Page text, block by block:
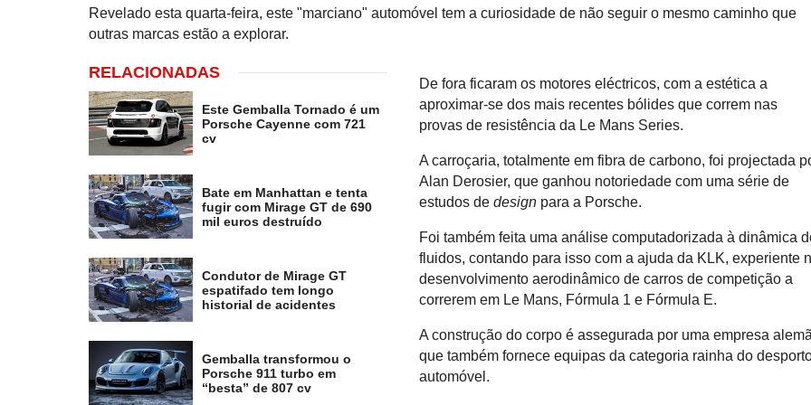
Revelado esta quarta-feira, este "marciano" automóvel tem a curiosidade de não seguir o mesmo caminho que
outras marcas estão a explorar.
RELACIONADAS
Este Gemballa Tornado é um
Porsche Cayenne com 721
cv
Bate em Manhattan e tenta
fugir com Mirage GT de 690
mil euros destruído
Condutor de Mirage GT
espatifado tem longo
historial de acidentes
Gemballa transformou o
Porsche 911 turbo em
“besta” de 807 cv
De fora ficaram os motores eléctricos, com a estética a
aproximar-se dos mais recentes bólides que correm nas
provas de resistência da Le Mans Series.
A carroçaria, totalmente em fibra de carbono, foi projectada
Alan Derosier, que ganhou notoriedade com uma série de
estudos dedesign para a Porsche.
Foi também feita uma análise computadorizada à dinâmica
fluidos, contando para isso com a ajuda da KLK, experiente
desenvolvimento aerodinâmico de carros de competição a
correrem em Le Mans, Fórmula 1 e Fórmula E.
A construção do corpo é assegurada por uma empresa alemã
que também fornece equipas da categoria rainha do
automóvel.